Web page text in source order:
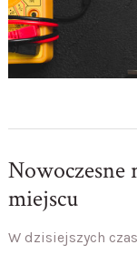
miejscu
W dzisiejszych